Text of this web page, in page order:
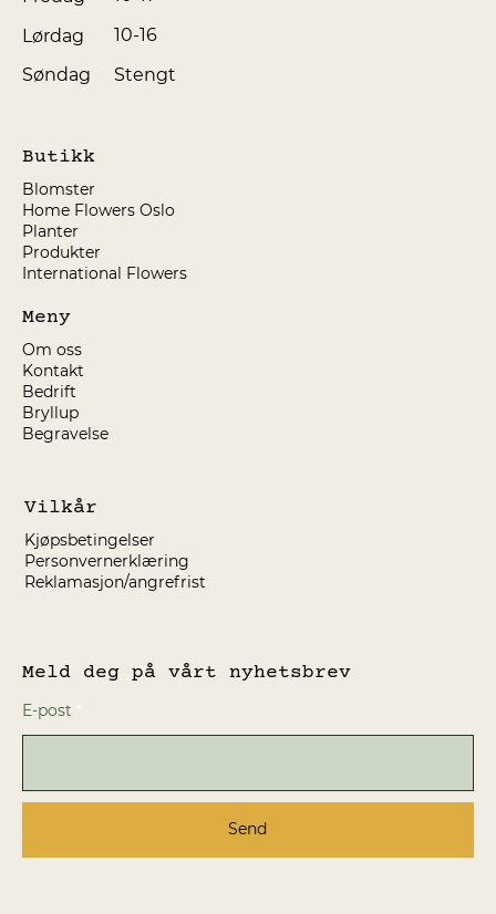
Blomster
Home Flowers Oslo
Planter
Produkter
International Flowers
Butikk
Meld deg på vårt nyhetsbrev
E-post
Send
Lørdag
Søndag
10-16
Stengt
Om oss
Kontakt
Bedrift
Bryllup
Begravelse
Meny
Kjøpsbetingelser
Personvernerklæring
Reklamasjon/angrefrist
Vilkår